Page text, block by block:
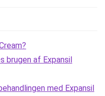
brugen af ​​Expansil
med Expansil